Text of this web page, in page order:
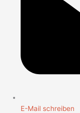
E-Mail schreiben